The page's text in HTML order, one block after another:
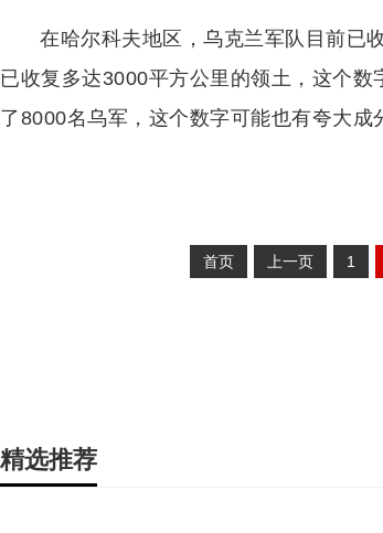
在哈尔科夫地区，乌克兰军队目前已
已收复多达3000平方公里的领土，这个
了8000名乌军，这个数字可能也有夸大成
首页 上一页 1
精选推荐